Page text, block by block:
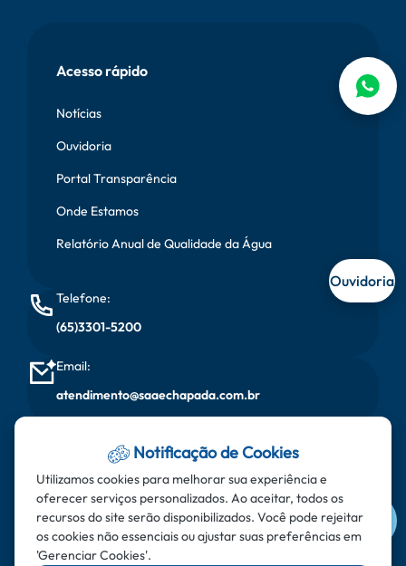
Acesso rápido
Notícias
Ouvidoria
Portal Transparência
Onde Estamos
Relatório Anual de Qualidade da Água
Telefone:
(65)3301-5200
Email:
atendimento@saaechapada.com.br
Segunda à sexta, das 08:00 horas às 17:00 horas
Endereço:
Rua do Aricás - Bairro: Santa Cruz - CEP: 78.195-000 -
Chapada dos Guimarães - MT
Ouvidoria
Notificação de Cookies
Utilizamos cookies para melhorar sua experiência e
oferecer serviços personalizados. Ao aceitar, todos os
recursos do site serão disponibilizados. Você pode rejeitar
os cookies não essenciais ou ajustar suas preferências em
'Gerenciar Cookies'.